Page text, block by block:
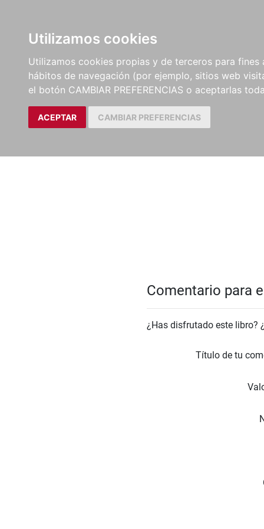
Utilizamos cookies
Utilizamos cookies propias y de terceros para
hábitos de navegación (por ejemplo, sitios web
el botón CAMBIAR PREFERENCIAS o aceptarlas
ACEPTAR CAMBIAR PREFERENCIAS
Comentario para
¿Has disfrutado este libro?
Título de tu